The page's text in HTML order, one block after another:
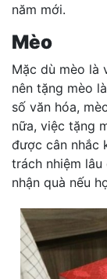
năm mới.
Mèo
Mặc dù mèo là
nên tặng mèo
số văn hóa,
nữa, việc tặng
được cân nhắc
trách nhiệm
nhận quà nếu